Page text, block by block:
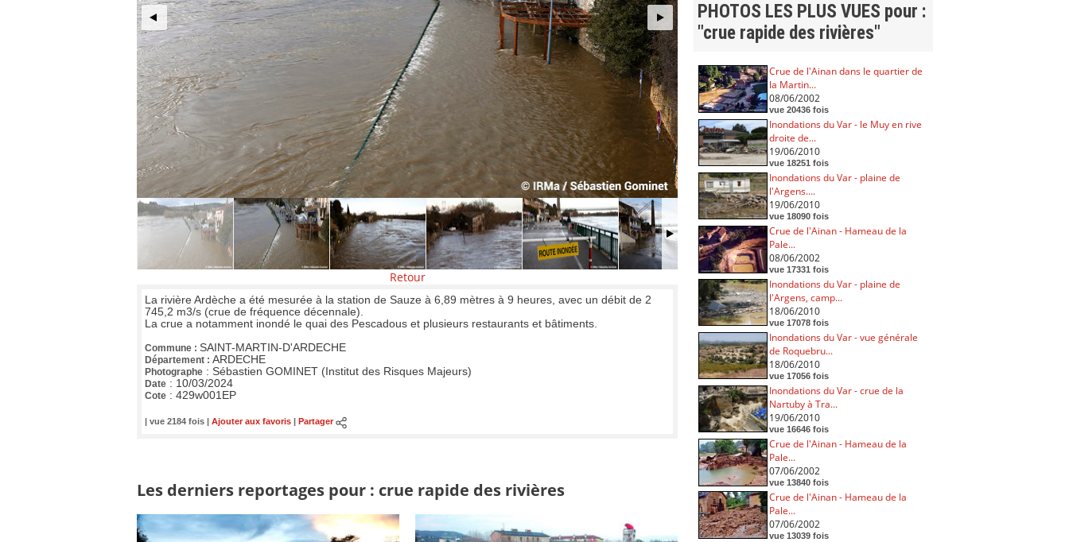
Retour
La rivière Ardèche a été mesurée à la station de Sauze à 6,89 mètres à 9 heures, avec un débit de 2
745,2 m3/s (crue de fréquence décennale).
La crue a notamment inondé le quai des Pescadous et plusieurs restaurants et bâtiments.
Commune : SAINT-MARTIN-D'ARDECHE
Département : ARDECHE
Photographe : Sébastien GOMINET (Institut des Risques Majeurs)
Date : 10/03/2024
Cote : 429w001EP
| vue 2184 fois | Ajouter aux favoris Partager
Les derniers reportages pour : crue rapide des rivières
PHOTOS LES PLUS VUES pour :
"crue rapide des rivières"
Crue de l'Ainan dans le quartier de
la Martin...
08/06/2002
vue 20436 fois
Inondations du Var - le Muy en rive
droite de...
19/06/2010
vue 18251 fois
Inondations du Var - plaine de
l'Argens....
19/06/2010
vue 18090 fois
Crue de l'Ainan - Hameau de la
Pale...
08/06/2002
vue 17331 fois
Inondations du Var - plaine de
l'Argens, camp...
18/06/2010
vue 17078 fois
Inondations du Var - vue générale
de Roquebru...
18/06/2010
vue 17056 fois
Inondations du Var - crue de la
Nartuby à Tra...
19/06/2010
vue 16646 fois
Crue de l'Ainan - Hameau de la
Pale...
07/06/2002
vue 13840 fois
Crue de l'Ainan - Hameau de la
Pale...
07/06/2002
vue 13039 fois